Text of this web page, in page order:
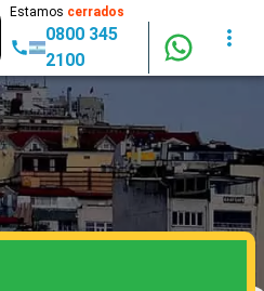
Estamos cerrados
0800 345
2100